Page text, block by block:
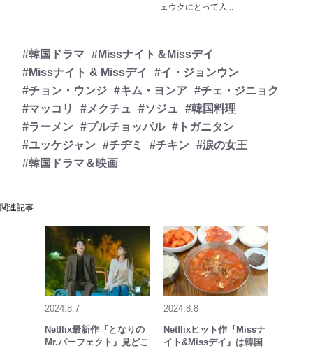
ェウクにとって入...
#韓国ドラマ
#Missナイト＆Missデイ
#Missナイト & Missデイ
#イ・ジョンウン
#チョン・ウンジ #キム・ヨンア #チェ・ジニョク
#マッコリ
#メクチュ #ソジュ
#韓国料理
#ラーメン #プルチョッパル #トガニタン
#ユッケジャン #チヂミ #チキン #涙の女王
#韓国ドラマ＆映画
関連記事
2024.8.7
Netflix最新作『となりの
Mr.パーフェクト』見どこ
2024.8.8
Netflixヒット作『Missナ
イト&Missデイ』は韓国